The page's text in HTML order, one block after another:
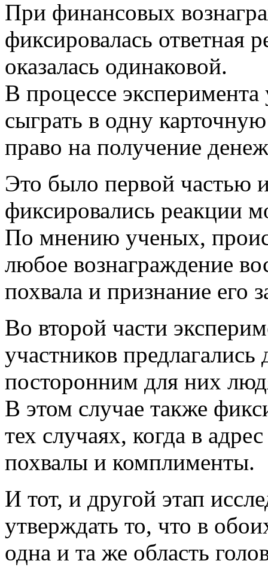
При финансовых
фиксировалась ответная
оказалась одинаковой.
В процессе эксперимента
сыграть в одну
право на получение
Это было первой частью
фиксировались реакции
По мнению ученых,
любое вознаграждение
похвала и признание его
Во второй части
участников
посторонним для них
В этом случае также
тех случаях, когда в
похвалы и комплименты.
И тот, и другой этап
утверждать то, что в
одна и та же область